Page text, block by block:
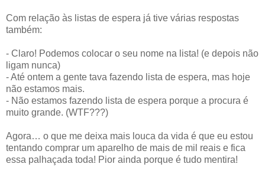
Com relação às listas de espera já tive várias respostas
também:
- Claro! Podemos colocar o seu nome na lista! (e depois não
ligam nunca)
- Até ontem a gente tava fazendo lista de espera, mas hoje
não estamos mais.
- Não estamos fazendo lista de espera porque a procura é
muito grande. (WTF???)
Agora… o que me deixa mais louca da vida é que eu estou
tentando comprar um aparelho de mais de mil reais e fica
essa palhaçada toda! Pior ainda porque é tudo mentira!